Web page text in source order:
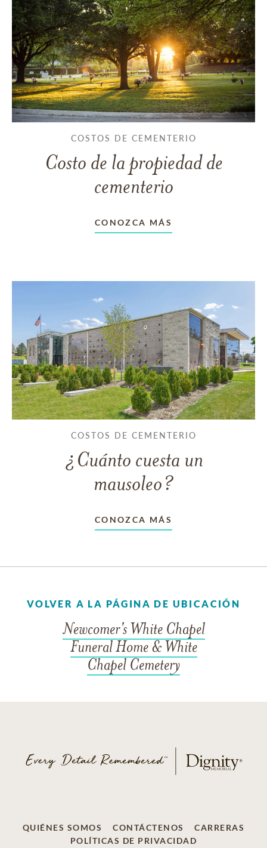
COSTOS DE CEMENTERIO
Costo de la propiedad de
cementerio
CONOZCA MÁS
COSTOS DE CEMENTERIO
¿Cuánto cuesta un
mausoleo?
CONOZCA MÁS
VOLVER A LA PÁGINA DE UBICACIÓN
Newcomer's White Chapel
Funeral Home & White
Chapel Cemetery
QUIÉNES SOMOS CONTÁCTENOS
CARRERAS
POLÍTICAS DE PRIVACIDAD